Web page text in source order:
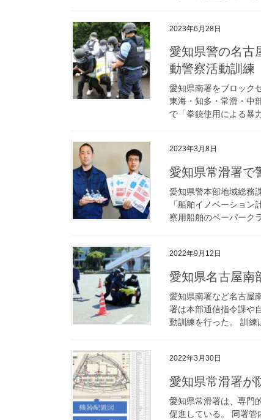
2023年6月28日
愛知県警の名古屋南部ブロック7署で暴力団対立抗争想定の初
動警察活動訓練
愛知県南署をブロック
東海・知多・常滑・中
で「拳銃使用による暴
2023年3月8日
愛知県常滑署
愛知県警本部地域総務
「船舶イノベーショ
察用船舶のペーパーク
2022年9月12日
愛知県名古屋
愛知県南署など名古屋
署は本部通信指令課や
動訓練を行った。 訓
2022年3月30日
愛知県常滑署
愛知県常滑署は、専門
促進している。 同署管